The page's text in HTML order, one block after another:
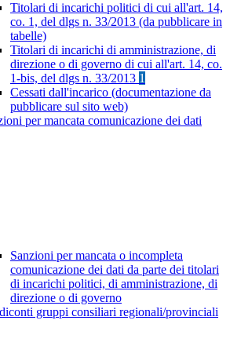
Titolari di incarichi politici di cui all'art. 14,
co. 1, del dlgs n. 33/2013 (da pubblicare in
tabelle)
Titolari di incarichi di amministrazione, di
direzione o di governo di cui all'art. 14, co.
1-bis, del dlgs n. 33/2013 1
Cessati dall'incarico (documentazione da
pubblicare sul sito web)
per mancata comunicazione dei dati
Sanzioni per mancata o incompleta
comunicazione dei dati da parte dei titolari
di incarichi politici, di amministrazione, di
direzione o di governo
gruppi consiliari regionali/provinciali